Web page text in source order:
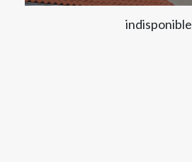
indisponible